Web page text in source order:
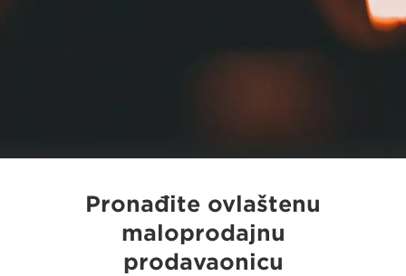
Pronađite ovlaštenu
maloprodajnu
prodavaonicu